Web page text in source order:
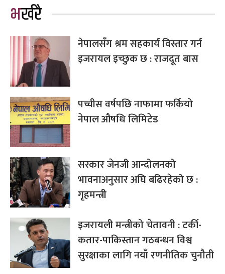
भर्खरै
नेपालसँग श्रम सहकार्य विस्तार गर्न
इजरायल इच्छुक छ : राजदूत बास
पच्चीस वर्षपछि नाफामा फर्कियो
नेपाल औषधि लिमिटेड
सरकार जेनजी आन्दोलनको
भावनाअनुसार अघि बढिरहेको छ :
गृहमन्त्री
इजरायली मन्त्रीको चेतावनी : टर्की-
कतार-पाकिस्तान गठबन्धन विश्व
सुरक्षाका लागि नयाँ रणनीतिक चुनौती